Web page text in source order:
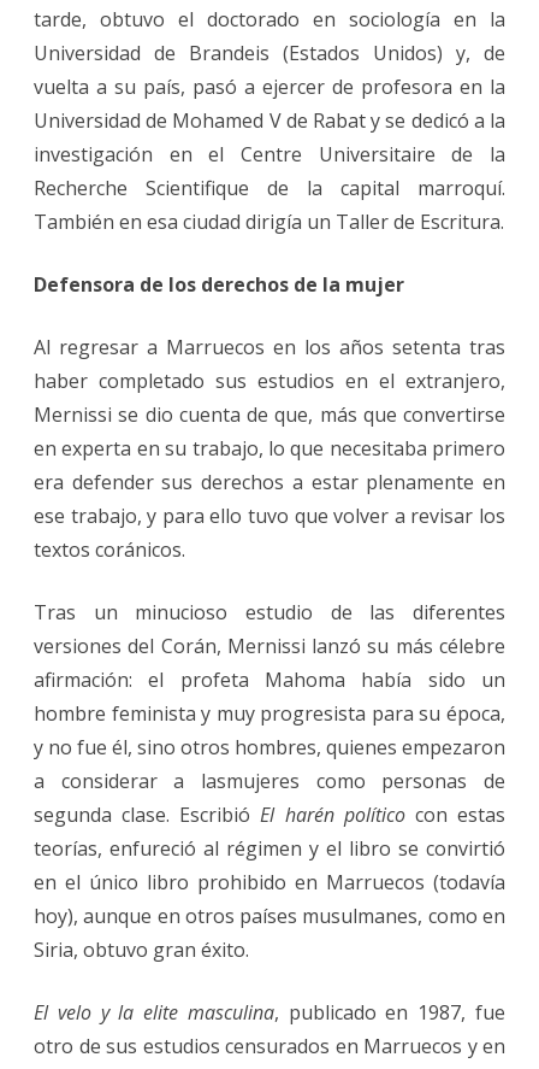
tarde, obtuvo el doctorado en sociología en la
Universidad de Brandeis (Estados Unidos) y, de
vuelta a su país, pasó a ejercer de profesora en la
Universidad de Mohamed V de Rabat y se dedicó a la
investigación en el Centre Universitaire de la
Recherche Scientifique de la capital marroquí.
También en esa ciudad dirigía un Taller de Escritura.
Defensora de los derechos de la mujer
Al regresar a Marruecos en los años setenta tras
haber completado sus estudios en el extranjero,
Mernissi se dio cuenta de que, más que convertirse
en experta en su trabajo, lo que necesitaba primero
era defender sus derechos a estar plenamente en
ese trabajo, y para ello tuvo que volver a revisar los
textos coránicos.
Tras un minucioso estudio de las diferentes
versiones del Corán, Mernissi lanzó su más célebre
afirmación: el profeta Mahoma había sido un
hombre feminista y muy progresista para su época,
y no fue él, sino otros hombres, quienes empezaron
a considerar a lasmujeres como personas de
segunda clase. EscribióEl harén políticocon estas
teorías, enfureció al régimen y el libro se convirtió
en el único libro prohibido en Marruecos (todavía
hoy), aunque en otros países musulmanes, como en
Siria, obtuvo gran éxito.
El velo y la elite masculina, publicado en 1987, fue
otro de sus estudios censurados en Marruecos y en